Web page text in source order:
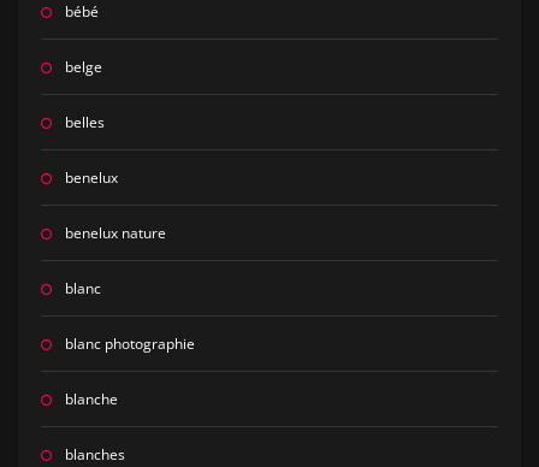
bébé
belge
belles
benelux
benelux nature
blanc
blanc photographie
blanche
blanches